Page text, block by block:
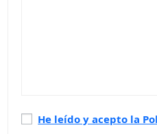
Política
He leído y acepto la